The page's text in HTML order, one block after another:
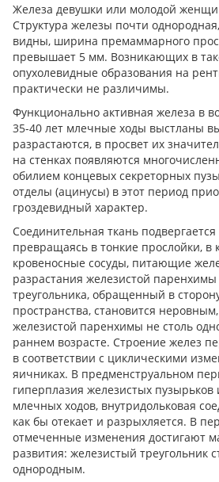
Железа девушки или молодой
Структура железы почти
видны, ширина премаммарного
превышает 5 мм. Возникающих в
опухолевидные образования на
практически не различимы.
Функционально активная железа в
35-40 лет млечные ходы выстланы
разрастаются, в просвет их
на стенках появляются
обилием концевых секреторных
отделы (ацинусы) в этот период
гроздевидный характер.
Соединительная ткань
превращаясь в тонкие прослойки, в
кровеносные сосуды, питающие
разрастания железистой паренхимы
треугольника, обращенный в
пространства, становится неровным,
железистой паренхимы не столь
раннем возрасте. Строение желез
в соответствии с циклическими
яичниках. В предменструальном
гиперплазия железистых
млечных ходов, внутридольковая
как бы отекает и разрыхляется. В
отмеченные изменения достигают
развития: железистый треугольник
однородным.